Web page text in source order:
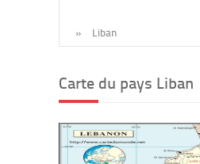
» Liban
Carte du pays Liban